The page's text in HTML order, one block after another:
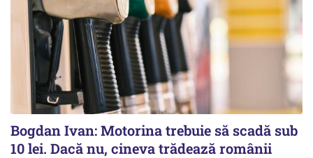
Bogdan Ivan: Motorina trebuie să scadă sub
10 lei. Dacă nu, cineva trădează românii